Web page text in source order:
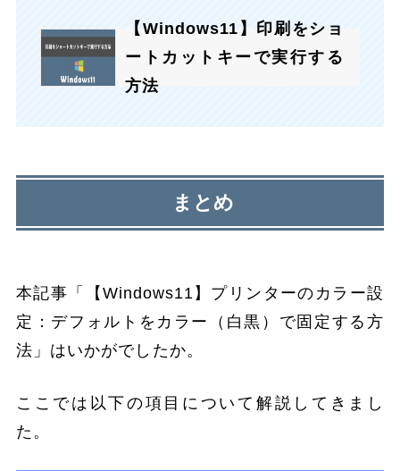
【Windows11】印刷をショ
ートカットキーで実行する
方法
まとめ
本記事「【Windows11】プリンターのカラー設
定：デフォルトをカラー（白黒）で固定する方
法」はいかがでしたか。
ここでは以下の項目について解説してきまし
た。